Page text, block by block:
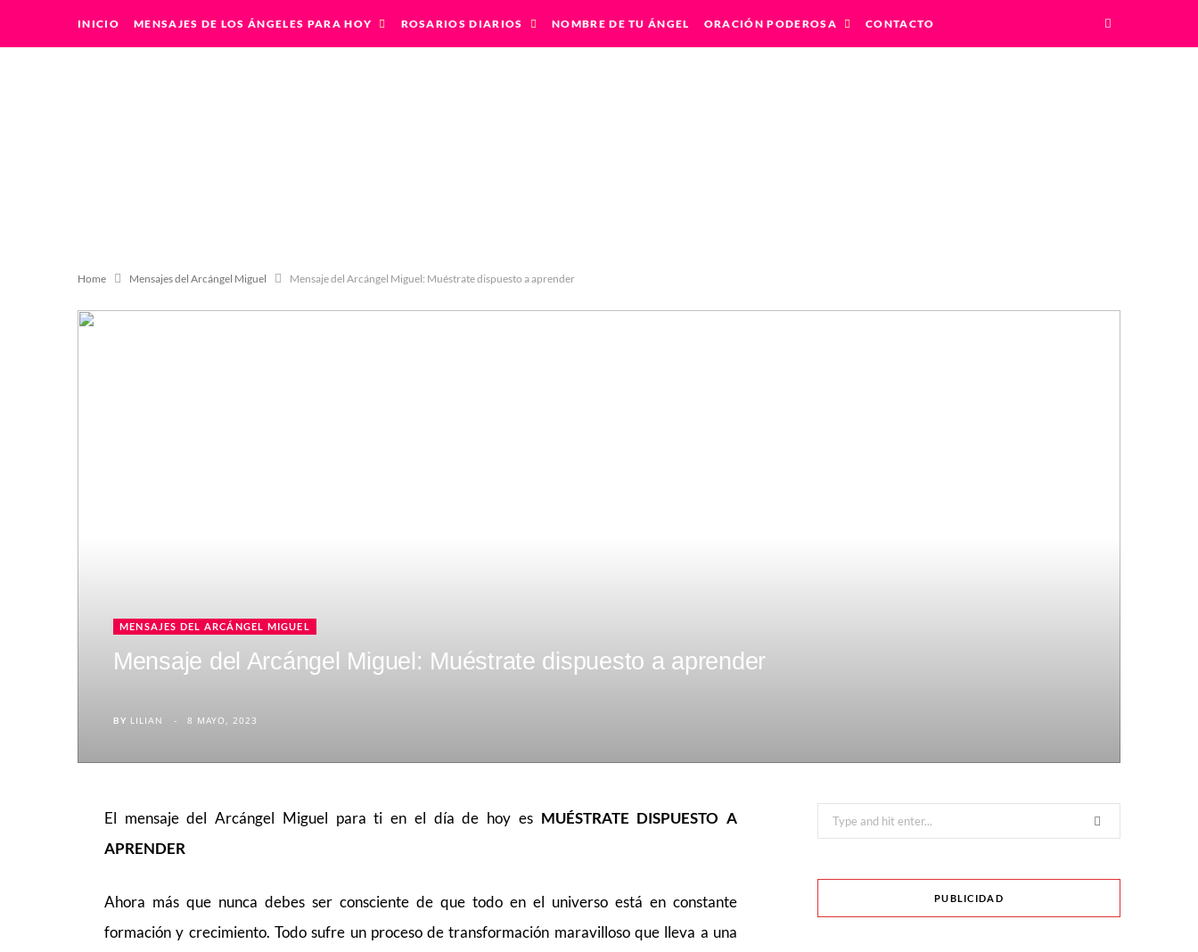
INICIO MENSAJES DE LOS ÁNGELES PARA HOY ROSARIOS DIARIOS NOMBRE DE TU ÁNGEL ORACIÓN PODEROSA CONTACTO
Home Mensajes del Arcángel Miguel Mensaje del Arcángel Miguel: Muéstrate dispuesto a aprender
MENSAJES DEL ARCÁNGEL MIGUEL
Mensaje del Arcángel Miguel: Muéstrate dispuesto a aprender
BY LILIAN 8 MAYO, 2023
El mensaje del Arcángel Miguel para ti en el día de hoy es MUÉSTRATE DISPUESTO A
APRENDER
Ahora más que nunca debes ser consciente de que todo en el universo está en constante
formación y crecimiento. Todo sufre un proceso de transformación maravilloso que lleva a una
Search
for:
PUBLICIDAD